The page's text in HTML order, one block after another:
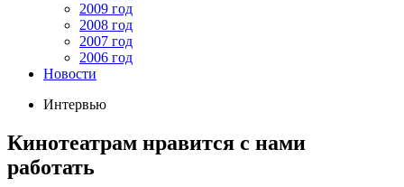
2009 год
2008 год
2007 год
2006 год
Новости
Интервью
Кинотеатрам нравится с нами
работать